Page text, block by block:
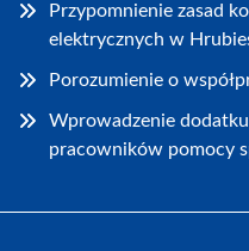
Przypomnienie zasad
elektrycznych w
Porozumienie o
Wprowadzenie
pracowników pomocy